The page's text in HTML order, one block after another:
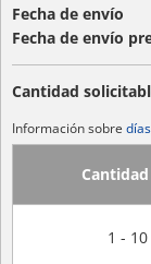
Fecha de envío
Fecha de envío
Cantidad
Información sobre
Cantidad
1 - 10